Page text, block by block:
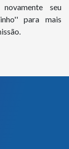
seu
para mais